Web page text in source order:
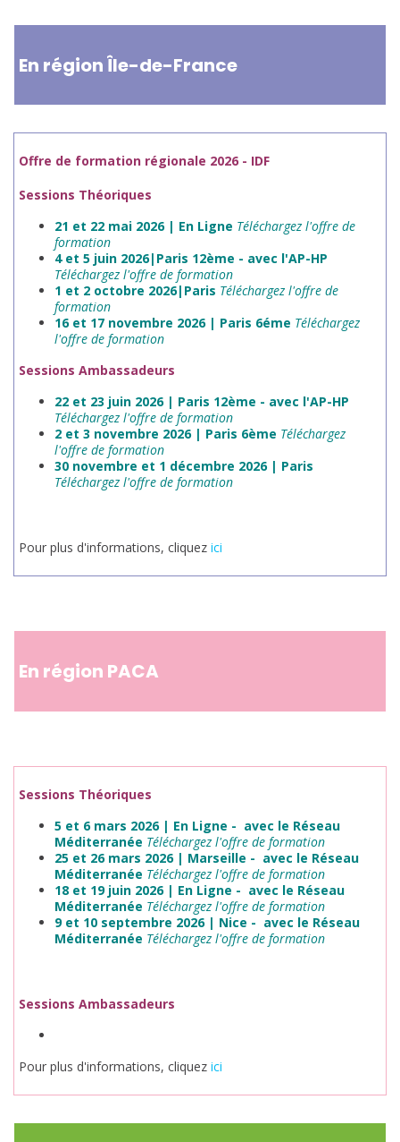
En région Île-de-France
Offre de formation régionale 2026 - IDF
Sessions Théoriques
21 et 22 mai 2026 | En Ligne Téléchargez l'offre de
formation
4 et 5 juin 2026|Paris 12ème - avec l'AP-HP
Téléchargez l'offre de formation
1 et 2 octobre 2026|Paris Téléchargez l'offre de
formation
16 et 17 novembre 2026 | Paris 6éme Téléchargez
l'offre de formation
Sessions Ambassadeurs
22 et 23 juin 2026 | Paris 12ème - avec l'AP-HP
Téléchargez l'offre de formation
2 et 3 novembre 2026 | Paris 6ème Téléchargez
l'offre de formation
30 novembre et 1 décembre 2026 | Paris
Téléchargez l'offre de formation
Pour plus d'informations, cliquez ici
En région PACA
Sessions Théoriques
5 et 6 mars 2026 | En Ligne - avec le Réseau
Méditerranée Téléchargez l'offre de formation
25 et 26 mars 2026 | Marseille - avec le Réseau
Méditerranée Téléchargez l'offre de formation
18 et 19 juin 2026 | En Ligne - avec le Réseau
Méditerranée Téléchargez l'offre de formation
9 et 10 septembre 2026 | Nice - avec le Réseau
Méditerranée Téléchargez l'offre de formation
Sessions Ambassadeurs
Pour plus d'informations, cliquez ici